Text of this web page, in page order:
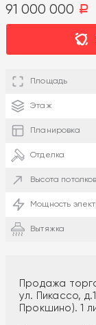
91 000 000 a
Площадь
Этаж
Планировка
Отделка
Высота потолков
Мощность
Вытяжка
Продажа
ул. Пикассо,
Прокшино). 1